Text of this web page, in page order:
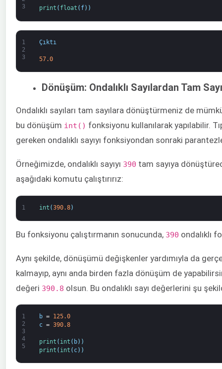
3
print ( float ( f) )
1
2
3
Çıktı
57.0
Dönüşüm: Ondalıklı Sayılardan Tam
Ondalıklı sayıları tam sayılara dönüştürmeniz de
bu dönüşüm int() fonksiyonu kullanılarak yapılabilir.
gereken ondalıklı sayıyı fonksiyondan sonraki
Örneğimizde, ondalıklı sayıyı 390 tam sayıya
aşağıdaki komutu çalıştırırız:
1 int (390.8)
Bu fonksiyonu çalıştırmanın sonucunda, 390 ondalıklı
Aynı şekilde, dönüşümü değişkenler yardımıyla da
kalmayıp, aynı anda birden fazla dönüşüm de
değeri 390.8 olsun. Bu ondalıklı sayı değerlerini şu
1
2
3
4
5
b =
125.0
c = 390.8
print ( int ( b) )
print ( int ( c) )